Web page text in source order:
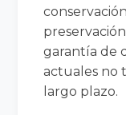
garantía de
actuales no
largo plazo.